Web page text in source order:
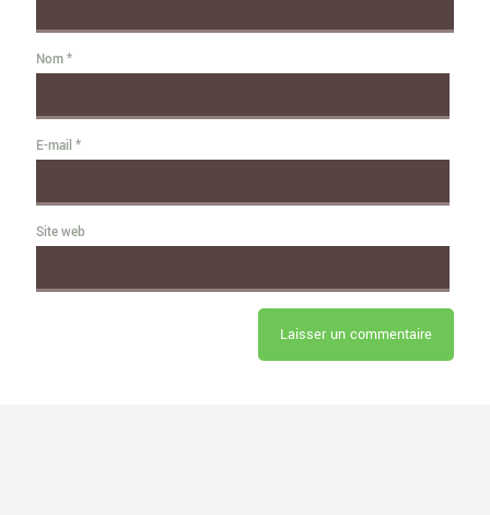
Nom*
E-mail *
Site web